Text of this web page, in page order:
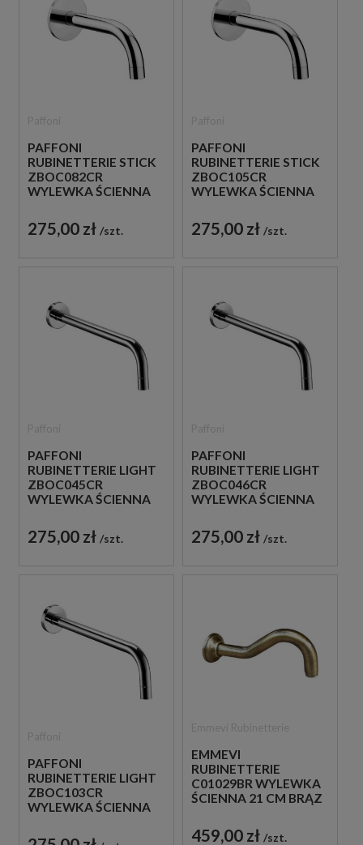
PAFFONI
RUBINETTERIE STICK
ZBOC082CR
WYLEWKA ŚCIENNA
275,00 zł szt.
PAFFONI
RUBINETTERIE STICK
ZBOC105CR
WYLEWKA ŚCIENNA
275,00 zł szt.
PAFFONI
RUBINETTERIE LIGHT
ZBOC045CR
WYLEWKA ŚCIENNA
275,00 zł szt.
PAFFONI
RUBINETTERIE LIGHT
ZBOC046CR
WYLEWKA ŚCIENNA
275,00 zł szt.
PAFFONI
RUBINETTERIE LIGHT
ZBOC103CR
WYLEWKA ŚCIENNA
EMMEVI
RUBINETTERIE
C01029BR WYLEWKA
ŚCIENNA 21 CM BRĄZ
459,00 zł szt.